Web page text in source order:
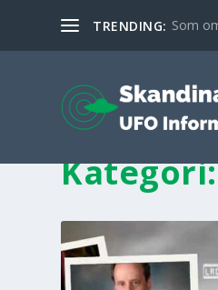
TRENDING: Som